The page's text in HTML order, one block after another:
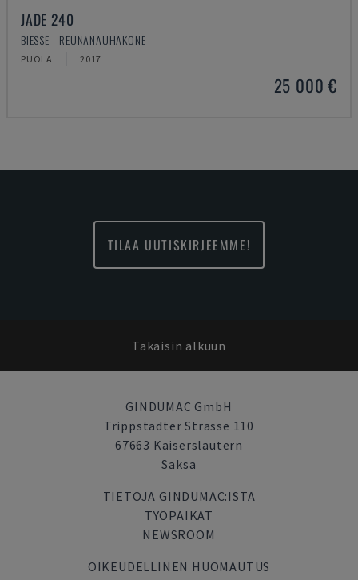
JADE 240
BIESSE - REUNANAUHAKONE
PUOLA 2017
25 000 €
TILAA UUTISKIRJEEMME!
Takaisin alkuun
GINDUMAC GmbH
Trippstadter Strasse 110
67663 Kaiserslautern
Saksa
TIETOJA GINDUMAC:ISTA
TYÖPAIKAT
NEWSROOM
OIKEUDELLINEN HUOMAUTUS